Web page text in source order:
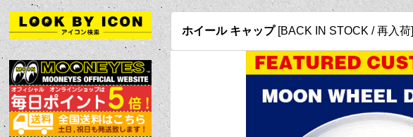
ホイール キャップ [BACK IN STOCK / 再入荷]